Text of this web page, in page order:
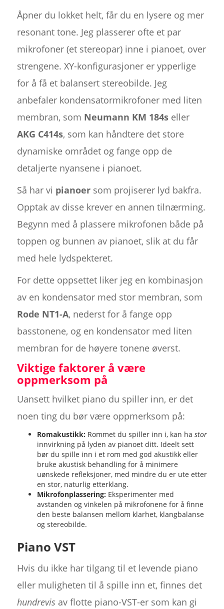
Åpner du lokket helt, får du en lysere og mer
resonant tone. Jeg plasserer ofte et par
mikrofoner (et stereopar) inne i pianoet, over
strengene. XY-konfigurasjoner er ypperlige
for å få et balansert stereobilde. Jeg
anbefaler kondensatormikrofoner med liten
membran, som Neumann KM 184seller
AKG C414s, som kan håndtere det store
dynamiske området og fange opp de
detaljerte nyansene i pianoet.
Så har vi pianoersom projiserer lyd bakfra.
Opptak av disse krever en annen tilnærming.
Begynn med å plassere mikrofonen både på
toppen og bunnen av pianoet, slik at du får
med hele lydspekteret.
For dette oppsettet liker jeg en kombinasjon
av en kondensator med stor membran, som
Rode NT1-A, nederst for å fange opp
basstonene, og en kondensator med liten
membran for de høyere tonene øverst.
Viktige faktorer å være
oppmerksom på
Uansett hvilket piano du spiller inn, er det
noen ting du bør være oppmerksom på:
Romakustikk: Rommet du spiller inn i, kan ha stor
innvirkning på lyden av pianoet ditt. Ideelt sett
bør du spille inn i et rom med god akustikk eller
bruke akustisk behandling for å minimere
uønskede refleksjoner, med mindre du er ute etter
en stor, naturlig etterklang.
Mikrofonplassering: Eksperimenter med
avstanden og vinkelen på mikrofonene for å finne
den beste balansen mellom klarhet, klangbalanse
og stereobilde.
Piano VST
Hvis du ikke har tilgang til et levende piano
eller muligheten til å spille inn et, finnes det
hundrevis av flotte piano-VST-er som kan gi